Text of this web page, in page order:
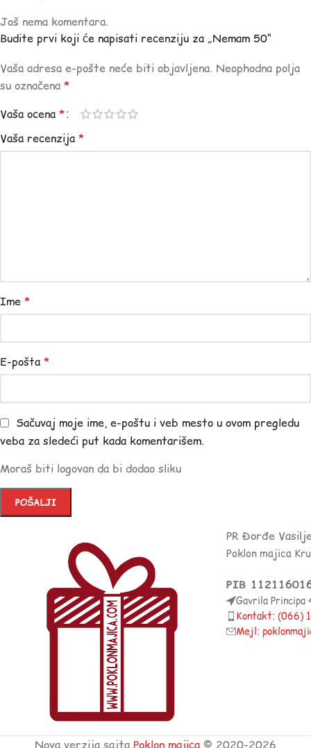
Još nema komentara.
Budite prvi koji će napisati recenziju za „Nemam 50“
Vaša adresa e-pošte neće biti objavljena. Neophodna polja
su označena *
Vaša ocena *
Vaša recenzija *
Ime *
E-pošta *
Sačuvaj moje ime, e-poštu i veb mesto u ovom pregledu
veba za sledeći put kada komentarišem.
Moraš biti logovan da bi dodao sliku
PR Đorđe
Poklon majica
PIB
Gavrila Principa
Kontakt: (066)
Mejl:
Nova verzija sajta Poklon majica © 2020-2026